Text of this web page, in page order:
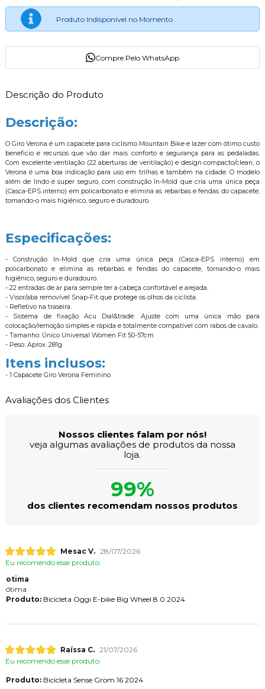
Produto Indisponível no Momento
Compre Pelo WhatsApp
Descrição do Produto
Descrição:
O Giro Verona é um capacete para ciclismo Mountain Bike e lazer com ótimo custo
beneficio e recursos que vão dar mais conforto e segurança para as pedaladas.
Com excelente ventilação (22 aberturas de ventilação) e design compacto/clean, o
Verona é uma boa indicação para uso em trilhas e também na cidade. O modelo
além de lindo é super seguro, com construção In-Mold que cria uma única peça
(Casca-EPS interno) em policarbonato e elimina as rebarbas e fendas do capacete,
tornando-o mais higiênico, seguro e duradouro.
Especificações:
- Construção In-Mold que cria uma única peça (Casca-EPS interno) em
policarbonato e elimina as rebarbas e fendas do capacete, tornando-o mais
higiênico, seguro e duradouro.
- 22 entradas de ar para sempre ter a cabeça confortável e arejada.
- Visor/aba removível Snap-Fit que protege os olhos da ciclista.
- Refletivo na traseira.
- Sistema de fixação Acu Dial&trade: Ajuste com uma única mão para
colocação/remoção simples e rápida e totalmente compatível com rabos de cavalo.
- Tamanho: Único Universal Women Fit 50-57cm
- Peso: Aprox. 281g
Itens inclusos:
- 1 Capacete Giro Verona Feminino
Avaliações dos Clientes
Nossos clientes falam por nós!
veja algumas avaliações de produtos da nossa
loja.
99%
dos clientes recomendam nossos produtos
Mesac V. 28/07/2026
Eu recomendo esse produto.
otima
ótima
Produto:Bicicleta Oggi E-bike Big Wheel 8.0 2024
Raíssa C. 21/07/2026
Eu recomendo esse produto.
Produto:Bicicleta Sense Grom 16 2024